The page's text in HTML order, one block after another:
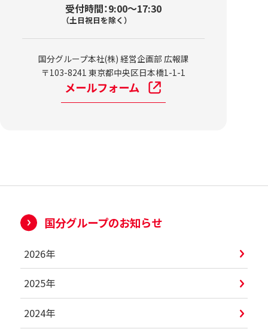
受付時間：9:00～17:30
（土日祝日を除く）
国分グループ本社(株) 経営企画部 広報課
〒103-8241 東京都中央区日本橋1-1-1
メールフォーム
国分グループのお知らせ
2026年
2025年
2024年